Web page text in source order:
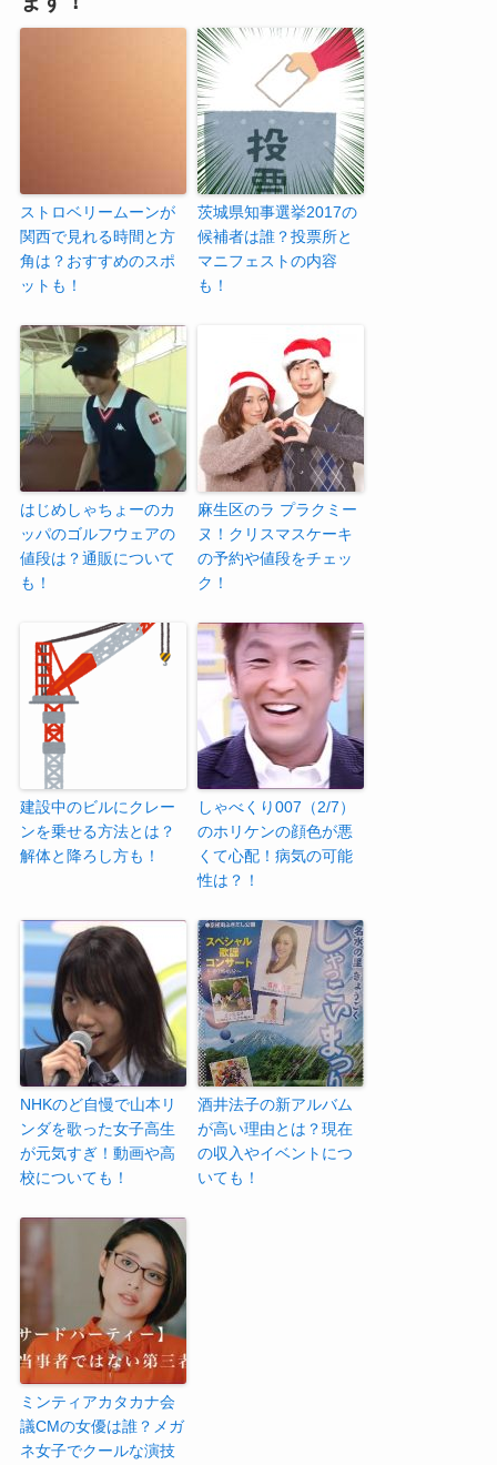
ストロベリームーンが
関西で見れる時間と方
角は？おすすめのスポ
ットも！
茨城県知事選挙2017の
候補者は誰？投票所と
マニフェストの内容
も！
はじめしゃちょーのカ
ッパのゴルフウェアの
値段は？通販について
も！
麻生区のラ プラクミー
ヌ！クリスマスケーキ
の予約や値段をチェッ
ク！
建設中のビルにクレー
ンを乗せる方法とは？
解体と降ろし方も！
しゃべくり007（2/7）
のホリケンの顔色が悪
くて心配！病気の可能
性は？！
NHKのど自慢で山本リ
ンダを歌った女子高生
が元気すぎ！動画や高
校についても！
酒井法子の新アルバム
が高い理由とは？現在
の収入やイベントにつ
いても！
ミンティアカタカナ会
議CMの女優は誰？メガ
ネ女子でクールな演技